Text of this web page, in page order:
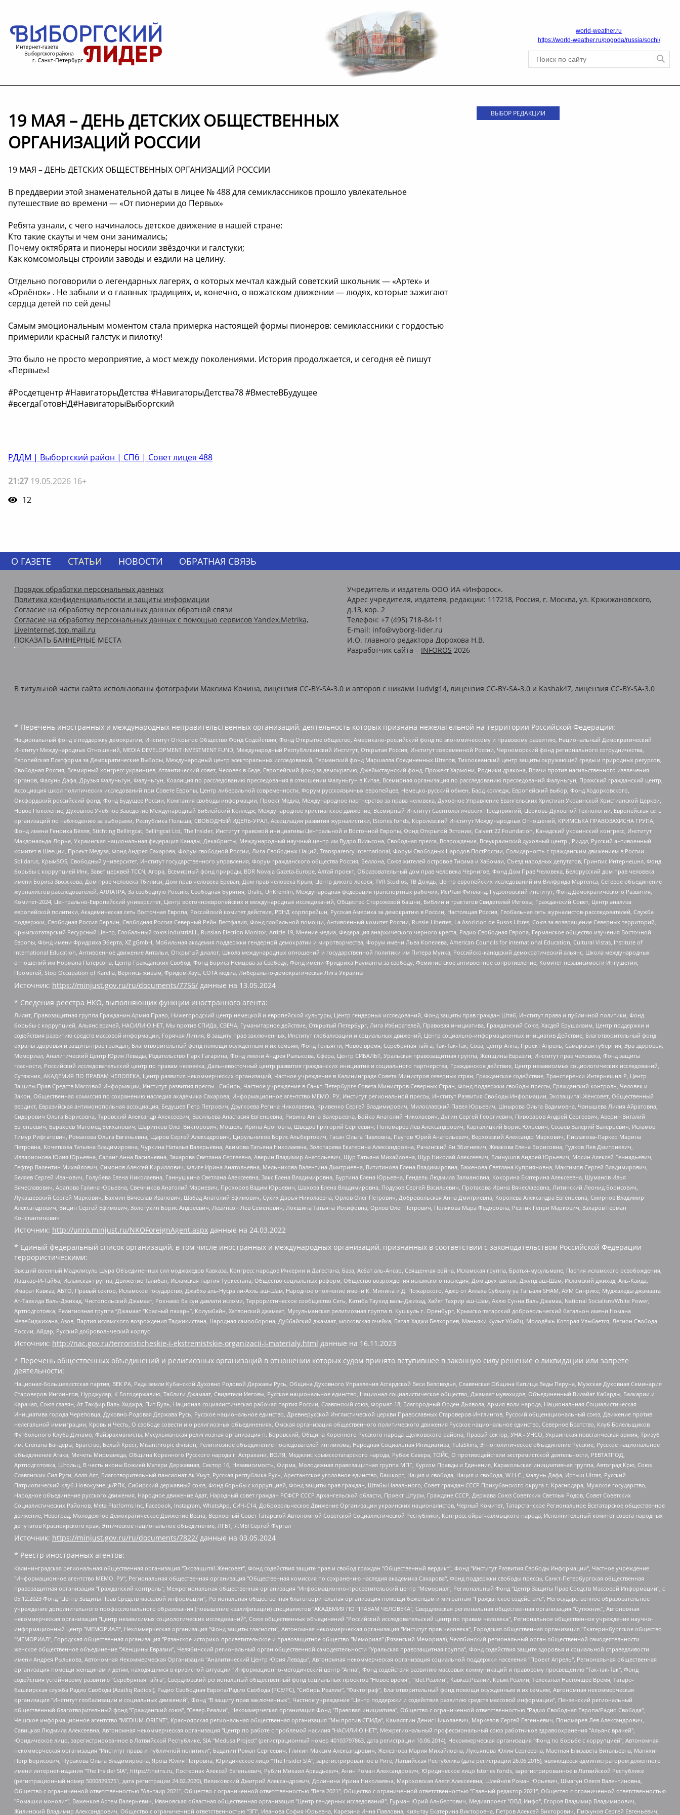
world-weather.ru
https://world-weather.ru/pogoda/russia/sochi/
19 МАЯ – ДЕНЬ ДЕТСКИХ ОБЩЕСТВЕННЫХ
ОРГАНИЗАЦИЙ РОССИИ
19 МАЯ – ДЕНЬ ДЕТСКИХ ОБЩЕСТВЕННЫХ ОРГАНИЗАЦИЙ РОССИИ
В преддверии этой знаменательной даты в лицее № 488 для семиклассников прошло увлекательное
путешествие во времени — «От пионерии до Первых» ️
Ребята узнали, с чего начиналось детское движение в нашей стране:
Кто такие скауты и чем они занимались;
Почему октябрята и пионеры носили звёздочки и галстуки;
Как комсомольцы строили заводы и ездили на целину.
Отдельно поговорили о легендарных лагерях, о которых мечтал каждый советский школьник — «Артек» и
«Орлёнок» ️. Не забыли и о главных традициях, и, конечно, о вожатском движении — людях, которые зажигают
сердца детей по сей день! ️
Самым эмоциональным моментом стала примерка настоящей формы пионеров: семиклассники с гордостью
примерили красный галстук и пилотку!
Это было не просто мероприятие, а мост между поколениями. История продолжается, и сегодня её пишут
«Первые»!
#Росдетцентр #НавигаторыДетства #НавигаторыДетства78 #ВместеВБудущее
#всегдаГотовНД#НавигаторыВыборгский
РДДМ | Выборгский район | СПб | Совет лицея 488
21:27 19.05.2026 16+
12
ВЫБОР РЕДАКЦИИ
О ГАЗЕТЕ СТАТЬИ НОВОСТИ ОБРАТНАЯ СВЯЗЬ
Порядок обработки персональных данных
Политика конфиденциальности и защиты информации
Согласие на обработку персональных данных обратной связи
Согласие на обработку персональных данных с помощью сервисов Yandex.Metrika,
LiveInternet, top.mail.ru
ПОКАЗАТЬ БАННЕРНЫЕ МЕСТА
Учредитель и издатель ООО ИА «Инфорос».
Адрес учредителя, издателя, редакции: 117218, Россия, г. Москва, ул. Кржижановского,
д.13, кор. 2
Телефон: +7 (495) 718-84-11
E-mail: info@vyborg-lider.ru
И.О. главного редактора Дорохова Н.В.
Разработчик сайта – INFOROS 2026
В титульной части сайта использованы фотографии Максима Кочина, лицензия CC-BY-SA-3.0 и авторов c никами Ludvig14, лицензия CC-BY-SA-3.0 и Kashak47, лицензия CC-BY-SA-3.0
* Перечень иностранных и международных неправительственных организаций, деятельность которых признана нежелательной на территории Российской Федерации:
Национальный фонд в поддержку демократии, Институт Открытое Общество Фонд Содействия, Фонд Открытое общество, Американо-российский фонд по экономическому и правовому развитию, Национальный Демократический
Институт Международных Отношений, MEDIA DEVELOPMENT INVESTMENT FUND, Международный Республиканский Институт, Открытая Россия, Институт современной России, Черноморский фонд регионального сотрудничества,
Европейская Платформа за Демократические Выборы, Международный центр электоральных исследований, Германский фонд Маршалла Соединенных Штатов, Тихоокеанский центр защиты окружающей среды и природных ресурсов,
Свободная Россия, Всемирный конгресс украинцев, Атлантический совет, Человек в беде, Европейский фонд за демократию, Джеймстаунский фонд, Прожект Хармони, Родники дракона, Врачи против насильственного извлечения
органов, Фалунь Дафа, Друзья Фалуньгун, Фалуньгун, Коалиция по расследованию преследования в отношении Фалуньгун в Китае, Всемирная организация по расследованию преследований Фалуньгун, Пражский гражданский центр,
Ассоциация школ политических исследований при Совете Европы, Центр либеральной современности, Форум русскоязычных европейцев, Немецко-русский обмен, Бард колледж, Европейский выбор, Фонд Ходорковского,
Оксфордский российский фонд, Фонд Будущее России, Компания свободы информации, Проект Медиа, Международное партнерство за права человека, Духовное Управление Евангельских Христиан Украинской Христианской Церкви,
Новое Поколение, Духовное Учебное Заведение Международный Библейский Колледж, Международное христианское движение, Всемирный Институт Саентологических Предприятий, Церковь Духовной Технологии, Европейская сеть
организаций по наблюдению за выборами, Республика Польша, СВОБОДНЫЙ ИДЕЛЬ-УРАЛ, Ассоциация развития журналистики, IStories fonds, Королевский Институт Международных Отношений, КРИМСЬКА ПРАВОЗАХИСНА ГРУПА,
Фонд имени Генриха Бёлля, Stichting Bellingcat, Bellingcat Ltd, The Insider, Институт правовой инициативы Центральной и Восточной Европы, Фонд Открытой Эстонии, Calvert 22 Foundation, Канадский украинский конгресс, Институт
Макдональда-Лорье, Украинская национальная федерация Канады, Декабристы, Международный научный центр им Вудро Вильсона, Свободная пресса, Возрождение, Всеукраинский духовный центр , Риддл, Русский антивоенный
комитет в Швеции, Проект Медуза, Фонд Андрея Сахарова, Форум свободной России, Лига Свободных Наций, Transparеncy International, Форум Свободных Народов ПостРоссии, Солидарность с гражданским движением в России –
Solidarus, КрымSOS, Свободный университет, Институт государственного управления, Форум гражданского общества Россия, Беллона, Союз жителей островов Тисима и Хабомаи, Съезд народных депутатов, Гринпис Интернешнл, Фонд
борьбы с коррупцией Инк, Завет церквей TCCN, Агора, Всемирный фонд природы, BDR Novaja Gazeta-Europe, Алтай проект, Образовательный дом прав человека Чернигов, Фонд Дом Прав Человека, Белорусский дом прав человека
имени Бориса Звозскова, Дом прав человека Тбилиси, Дом прав человека Ереван, Дом прав человека Крым, Центр дикого лосося, TVR Studios, ТВ Дождь, Центр европейских исследований им Вилфрида Мартенса, Сетевое объединение
журналистов расследователей, АЛЛАТРА, За свободную Россию, Свободная Бурятия, Uralic, UnKremlin, Международная федерация транспортных рабочих, ИстЧам Финланд, Гудзоновский институт, Фонд Демократического Развития,
Комитет-2024, Центрально-Европейский университет, Центр восточноевропейских и международных исследований, Общество Сторожевой башни, Библии и трактатов Свидетелей Иеговы, Гражданский Совет, Центр анализа
европейской политики, Академическая сеть Восточная Европа, Российский комитет действия, РЭНД корпорейшн, Русская Америка за демократию в России, Настоящая Россия, Глобальная сеть журналистов-расследователей, Служба
поддержки, Свободная Россия Берлин, Свободная Россия Северный Рейн-Вестфалия, Фонд глобальной помощи, Антивоенный комитет России, Russie-Libertes, La Asocicion de Rusos Libres, Союз за возвращение Северных территорий,
Крымскотатарский Ресурсный Центр, Глобальный союз IndustriALL, Russian Election Monitor, Article 19, Мнение медиа, Федерация анархического черного креста, Радио Свободная Европа, Германское общество изучения Восточной
Европы, Фонд имени Фридриха Эберта, XZ gGmbH, Мобильная академия поддержки гендерной демократии и миротворчества, Форум имени Льва Копелева, American Councils for International Education, Cultural Vistas, Institute of
International Education, Антивоенное движение Антальи, Открытый диалог, Школа международных отношений и государственной политики им Питера Мунка, Российско-канадский демократический альянс, Школа международных
отношений им Нормана Патерсона, Центр Гражданских Свобод, Фонд Бориса Немцова за Свободу, Фонд имени Фридриха Науманна за свободу, Феминистское антивоенное сопротивление, Комитет независимости Ингушетии,
Прометей, Stop Occupation of Karelia, Вернись живым, Фридом Хаус, СОТА медиа, Либерально-демократическая Лига Украины
Источник: https://minjust.gov.ru/ru/documents/7756/ данные на 13.05.2024
* Сведения реестра НКО, выполняющих функции иностранного агента:
Лилит, Правозащитная группа Гражданин.Армия.Право, Нижегородский центр немецкой и европейской культуры, Центр гендерных исследований, Фонд защиты прав граждан Штаб, Институт права и публичной политики, Фонд
борьбы с коррупцией, Альянс врачей, НАСИЛИЮ.НЕТ, Мы против СПИДа, СВЕЧА, Гуманитарное действие, Открытый Петербург, Лига Избирателей, Правовая инициатива, Гражданский Союз, Хасдей Ерушалаим, Центр поддержки и
содействия развитию средств массовой информации, Горячая Линия, В защиту прав заключенных, Институт глобализации и социальных движений, Центр социально-информационных инициатив Действие, Благотворительный фонд
охраны здоровья и защиты прав граждан, Благотворительный фонд помощи осужденным и их семьям, Фонд Тольятти, Новое время, Серебряная тайга, Так-Так-Так, Сова, центр Анна, Проект Апрель, Самарская губерния, Эра здоровья,
Мемориал, Аналитический Центр Юрия Левады, Издательство Парк Гагарина, Фонд имени Андрея Рылькова, Сфера, Центр СИБАЛЬТ, Уральская правозащитная группа, Женщины Евразии, Институт прав человека, Фонд защиты
гласности, Российский исследовательский центр по правам человека, Дальневосточный центр развития гражданских инициатив и социального партнерства, Гражданское действие, Центр независимых социологических исследований,
Сутяжник, АКАДЕМИЯ ПО ПРАВАМ ЧЕЛОВЕКА, Центр развития некоммерческих организаций, Частное учреждение в Калининграде Совета Министров северных стран, Гражданское содействие, Трансперенси Интернешнл-Р, Центр
Защиты Прав Средств Массовой Информации, Институт развития прессы - Сибирь, Частное учреждение в Санкт-Петербурге Совета Министров Северных Стран, Фонд поддержки свободы прессы, Гражданский контроль, Человек и
Закон, Общественная комиссия по сохранению наследия академика Сахарова, Информационное агентство МЕМО. РУ, Институт региональной прессы, Институт Развития Свободы Информации, Экозащита!-Женсовет, Общественный
вердикт, Евразийская антимонопольная ассоциация, Бедушев Петр Петрович, Дзугкоева Регина Николаевна, Кривенко Сергей Владимирович, Милославский Павел Юрьевич, Шнырова Ольга Вадимовна, Чанышева Лилия Айратовна,
Сидорович Ольга Борисовна, Туровский Александр Алексеевич, Васильева Анастасия Евгеньевна, Ривина Анна Валерьевна, Бойко Анатолий Николаевич, Дугин Сергей Георгиевич, Пивоваров Андрей Сергеевич, Аверин Виталий
Евгеньевич, Барахоев Магомед Бекханович, Шарипков Олег Викторович, Мошель Ирина Ароновна, Шведов Григорий Сергеевич, Пономарев Лев Александрович, Каргалицкий Борис Юльевич, Созаев Валерий Валерьевич, Исламов
Тимур Рифгатович, Романова Ольга Евгеньевна, Щаров Сергей Алексадрович, Цирульников Борис Альбертович, Гасан Ольга Павловна, Паутов Юрий Анатольевич, Верховский Александр Маркович, Пислакова-Паркер Марина
Петровна, Кочеткова Татьяна Владимировна, Чуркина Наталья Валерьевна, Акимова Татьяна Николаевна, Золотарева Екатерина Александровна, Рачинский Ян Збигневич, Жемкова Елена Борисовна, Гудков Лев Дмитриевич,
Илларионова Юлия Юрьевна, Саранг Анна Васильевна, Захарова Светлана Сергеевна, Аверин Владимир Анатольевич, Щур Татьяна Михайловна, Щур Николай Алексеевич, Блинушов Андрей Юрьевич, Мосин Алексей Геннадьевич,
Гефтер Валентин Михайлович, Симонов Алексей Кириллович, Флиге Ирина Анатольевна, Мельникова Валентина Дмитриевна, Вититинова Елена Владимировна, Баженова Светлана Куприяновна, Максимов Сергей Владимирович,
Беляев Сергей Иванович, Голубева Елена Николаевна, Ганнушкина Светлана Алексеевна, Закс Елена Владимировна, Буртина Елена Юрьевна, Гендель Людмила Залмановна, Кокорина Екатерина Алексеевна, Шуманов Илья
Вячеславович, Арапова Галина Юрьевна, Свечников Анатолий Мариевич, Прохоров Вадим Юрьевич, Шахова Елена Владимировна, Подузов Сергей Васильевич, Протасова Ирина Вячеславовна, Литинский Леонид Борисович,
Лукашевский Сергей Маркович, Бахмин Вячеслав Иванович, Шабад Анатолий Ефимович, Сухих Дарья Николаевна, Орлов Олег Петрович, Добровольская Анна Дмитриевна, Королева Александра Евгеньевна, Смирнов Владимир
Александрович, Вицин Сергей Ефимович, Золотухин Борис Андреевич, Левинсон Лев Семенович, Локшина Татьяна Иосифовна, Орлов Олег Петрович, Полякова Мара Федоровна, Резник Генри Маркович, Захаров Герман
Константинович
Источник: http://unro.minjust.ru/NKOForeignAgent.aspx данные на 24.03.2022
* Единый федеральный список организаций, в том числе иностранных и международных организаций, признанных в соответствии с законодательством Российской Федерации
террористическими:
Высший военный Маджлисуль Шура Объединенных сил моджахедов Кавказа, Конгресс народов Ичкерии и Дагестана, База, Асбат аль-Ансар, Священная война, Исламская группа, Братья-мусульмане, Партия исламского освобождения,
Лашкар-И-Тайба, Исламская группа, Движение Талибан, Исламская партия Туркестана, Общество социальных реформ, Общество возрождения исламского наследия, Дом двух святых, Джунд аш-Шам, Исламский джихад, Аль-Каида,
Имарат Кавказ, АБТО, Правый сектор, Исламское государство, Джабха аль-Нусра ли-Ахль аш-Шам, Народное ополчение имени К. Минина и Д. Пожарского, Аджр от Аллаха Субхану уа Тагьаля SHAM, АУМ Синрике, Муджахеды джамаата
Ат-Тавхида Валь-Джихад, Чистопольский Джамаат, Рохнамо ба суи давлати исломи, Террористическое сообщество Сеть, Катиба Таухид валь-Джихад, Хайят Тахрир аш-Шам, Ахлю Сунна Валь Джамаа, National Socialism/White Power,
Артподготовка, Религиозная группа “Джамаат “Красный пахарь”, Колумбайн, Хатлонский джамаат, Мусульманская религиозная группа п. Кушкуль г. Оренбург, Крымско-татарский добровольческий батальон имени Номана
Челебиджихана, Азов, Партия исламского возрождения Таджикистана, Народная самооборона, Дуббайский джамаат, московская ячейка, Батал-Хаджи Белхороев, Маньяки Культ Убийц, Молодёжь Которая Улыбается, Легион Свобода
России, Айдар, Русский добровольческий корпус
Источник: http://nac.gov.ru/terroristicheskie-i-ekstremistskie-organizacii-i-materialy.html данные на 16.11.2023
* Перечень общественных объединений и религиозных организаций в отношении которых судом принято вступившее в законную силу решение о ликвидации или запрете
деятельности:
Национал-большевистская партия, ВЕК РА, Рада земли Кубанской Духовно Родовой Державы Русь, Община Духовного Управления Асгардской Веси Беловодья, Славянская Община Капища Веды Перуна, Мужская Духовная Семинария
Староверов-Инглингов, Нурджулар, К Богодержавию, Таблиги Джамаат, Свидетели Иеговы, Русское национальное единство, Национал-социалистическое общество, Джамаат мувахидов, Объединенный Вилайат Кабарды, Балкарии и
Карачая, Союз славян, Ат-Такфир Валь-Хиджра, Пит Буль, Национал-социалистическая рабочая партия России, Славянский союз, Формат-18, Благородный Орден Дьявола, Армия воли народа, Национальная Социалистическая
Инициатива города Череповца, Духовно-Родовая Держава Русь, Русское национальное единство, Древнерусской Инглистической церкви Православных Староверов-Инглингов, Русский общенациональный союз, Движение против
нелегальной иммиграции, Кровь и Честь, О свободе совести и о религиозных объединениях, Омская организация общественного политического движения Русское национальное единство, Северное Братство, Клуб Болельщиков
Футбольного Клуба Динамо, Файзрахманисты, Мусульманская религиозная организация п. Боровский, Община Коренного Русского народа Щелковского района, Правый сектор, УНА - УНСО, Украинская повстанческая армия, Тризуб
им. Степана Бандеры, Братство, Белый Крест, Misanthropic division, Религиозное объединение последователей инглиизма, Народная Социальная Инициатива, TulaSkins, Этнополитическое объединение Русские, Русское национальное
объединение Атака, Мечеть Мирмамеда, Община Коренного Русского народа г. Астрахани, ВОЛЯ, Меджлис крымскотатарского народа, Рубеж Севера, ТОЙС, О противодействии экстремистской деятельности, РЕВТАТПОД,
Артподготовка, Штольц, В честь иконы Божией Матери Державная, Сектор 16, Независимость, Фирма, Молодежная правозащитная группа МПГ, Курсом Правды и Единения, Каракольская инициативная группа, Автоград Крю, Союз
Славянских Сил Руси, Алля-Аят, Благотворительный пансионат Ак Умут, Русская республика Русь, Арестантское уголовное единство, Башкорт, Нация и свобода, Нация и свобода, W.H.С., Фалунь Дафа, Иртыш Ultras, Русский
Патриотический клуб-Новокузнецк/РПК, Сибирский державный союз, Фонд борьбы с коррупцией, Фонд защиты прав граждан, Штабы Навального, Совет граждан СССР Прикубанского округа г. Краснодара, Мужское государство,
Народное объединение русского движения, Народное движение Адат, Народный совет граждан РСФСР СССР Архангельской области, Проект Штурм, Граждане СССР, Держава Союз Советских Светлых Родов, Совет Советских
Социалистических Районов, Meta Platforms Inc, Facebook, Instagram, WhatsApp, СИЧ-С14, Добровольческое Движение Организации украинских националистов, Черный Комитет, Татарстанское Региональное Всетатарское общественное
движение, Невоград, Молодежное Демократическое Движение Весна, Верховный Совет Татарской Автономной Советской Социалистической Республики, Конгресс ойрат-калмыцкого народа, Исполнительный комитет совета народных
депутатов Красноярского края, Этническое национальное объединение, ЛГБТ, Я.МЫ Сергей Фургал
Источник: https://minjust.gov.ru/ru/documents/7822/ данные на 03.05.2024
* Реестр иностранных агентов:
Калининградская региональная общественная организация "Экозащита!-Женсовет", Фонд содействия защите прав и свобод граждан "Общественный вердикт", Фонд "Институт Развития Свободы Информации", Частное учреждение "Информационное агентство МЕМО. РУ", Региональная общественная организация "Общественная комиссия по сохранению наследия академика Сахарова", Фонд поддержки свободы прессы, Санкт-Петербургская общественная правозащитная организация "Гражданский контроль", Межрегиональная общественная организация "Информационно-просветительский центр "Мемориал", Региональный Фонд "Центр Защиты Прав Средств Массовой Информации", с 05.12.2023 Фонд "Центр Защиты Прав Средств массовой информации", Региональная общественная благотворительная организация помощи беженцам и мигрантам "Гражданское содействие", Негосударственное образовательное учреждение дополнительного профессионального образования (повышение квалификации) специалистов "АКАДЕМИЯ ПО ПРАВАМ ЧЕЛОВЕКА", Свердловская региональная общественная организация "Сутяжник", Автономная некоммерческая организация "Центр независимых социологических исследований", Союз общественных объединений "Российский исследовательский центр по правам человека", Региональное общественное учреждение научно-информационный центр "МЕМОРИАЛ", Некоммерческая организация "Фонд защиты гласности", Автономная некоммерческая организация "Институт прав человека", Городская общественная организация "Екатеринбургское общество "МЕМОРИАЛ", Городская общественная организация "Рязанское историко-просветительское и правозащитное общество "Мемориал" (Рязанский Мемориал), Челябинский региональный орган общественной самодеятельности – женское общественное объединение "Женщины Евразии", Челябинский региональный орган общественной самодеятельности "Уральская правозащитная группа", Фонд содействия защите здоровья и социальной справедливости имени Андрея Рылькова, Автономная Некоммерческая Организация "Аналитический Центр Юрия Левады", Автономная некоммерческая организация социальной поддержки населения "Проект Апрель", Региональная общественная организация помощи женщинам и детям, находящимся в кризисной ситуации "Информационно-методический центр "Анна", Фонд содействия развитию массовых коммуникаций и правовому просвещению "Так-так-Так", Фонд содействия устойчивому развитию "Серебряная тайга", Свердловский региональный общественный фонд социальных проектов "Новое время", "Idel.Реалии", Кавказ.Реалии, Крым.Реалии, Телеканал Настоящее Время, Татаро-башкирская служба Радио Свобода (Azatliq Radiosi), Радио Свободная Европа/Радио Свобода (PCE/PC), "Сибирь.Реалии", "Фактограф", Благотворительный фонд помощи осужденным и их семьям, Автономная некоммерческая организация "Институт глобализации и социальных движений", Фонд "В защиту прав заключенных", Частное учреждение "Центр поддержки и содействия развитию средств массовой информации", Пензенский региональный общественный благотворительный фонд "Гражданский союз", "Север.Реалии", Некоммерческая организация Фонд "Правовая инициатива", Общество с ограниченной ответственностью "Радио Свободная Европа/Радио Свобода", Чешское информационное агентство "MEDIUM-ORIENT", Красноярская региональная общественная организация "Мы против СПИДа", Камалягин Денис Николаевич, Маркелов Сергей Евгеньевич, Пономарев Лев Александрович, Савицкая Людмила Алексеевна, Автономная некоммерческая организация "Центр по работе с проблемой насилия "НАСИЛИЮ.НЕТ", Межрегиональный профессиональный союз работников здравоохранения "Альянс врачей", Юридическое лицо, зарегистрированное в Латвийской Республике, SIA "Medusa Project" (регистрационный номер 40103797863, дата регистрации 10.06.2014), Некоммерческая организация "Фонд по борьбе с коррупцией", Автономная некоммерческая организация "Институт права и публичной политики", Баданин Роман Сергеевич, Гликин Максим Александрович, Железнова Мария Михайловна, Лукьянова Юлия Сергеевна, Маетная Елизавета Витальевна, Маняхин Петр Борисович, Чуракова Ольга Владимировна, Ярош Юлия Петровна, Юридическое лицо "The Insider SIA", зарегистрированное в Риге, Латвийская Республика (дата регистрации 26.06.2015), являющееся администратором доменного имени интернет-издания "The Insider SIA", https://theins.ru, Постернак Алексей Евгеньевич, Рубин Михаил Аркадьевич, Анин Роман Александрович, Юридическое лицо Istories fonds, зарегистрированное в Латвийской Республике (регистрационный номер 50008295751, дата регистрации 24.02.2020), Великовский Дмитрий Александрович, Долинина Ирина Николаевна, Мароховская Алеся Алексеевна, Шлейнов Роман Юрьевич, Шмагун Олеся Валентиновна, Общество с ограниченной ответственностью "Альтаир 2021", Общество с ограниченной ответственностью "Вега 2021", Общество с ограниченной ответственностью "Главный редактор 2021", Общество с ограниченной ответственностью "Ромашки монолит", Важенков Артем Валерьевич, Ивановская областная общественная организация "Центр гендерных исследований", Гурман Юрий Альбертович, Медиапроект "ОВД-Инфо", Егоров Владимир Владимирович, Жилинский Владимир Александрович, Общество с ограниченной ответственностью "ЗП", Иванова София Юрьевна, Карезина Инна Павловна, Кильтау Екатерина Викторовна, Петров Алексей Викторович, Пискунов Сергей Евгеньевич, Смирнов Сергей Сергеевич, Тихонов Михаил Сергеевич, Общество с ограниченной ответственностью "ЖУРНАЛИСТ-ИНОСТРАННЫЙ АГЕНТ", Арапова Галина Юрьевна, Вольтская Татьяна Анатольевна, Американская компания "Mason G.E.S. Anonymous Foundation" (США), являющаяся владельцем интернет-издания https://mnews.world/, Компания "Stichting Bellingcat", зарегистрированная в Нидерландах (дата регистрации 11.07.2018), Захаров Андрей Вячеславович, Клепиковская Екатерина Дмитриевна, Общество с ограниченной ответственностью "МЕМО", Перл Роман Александрович, Симонов Евгений Алексеевич, Соловьева Елена Анатольевна, Сотников Даниил Владимирович, Сурначева Елизавета Дмитриевна, Автономная некоммерческая организация по защите прав человека и информированию населения "Якутия – Наше Мнение", Общество с ограниченной ответственностью "Москоу диджитал медиа", с 26.01.2023 Общество с ограниченной ответственностью "Чайка Белые сады", Ветошкина Валерия Валерьевна, Заговора Максим Александрович, Межрегиональное общественное движение "Российская ЛГБТ - сеть", Оленичев Максим Владимирович, Павлов Иван Юрьевич, Скворцова Елена Сергеевна, Общество с ограниченной ответственностью "Как бы инагент", Кочетков Игорь Викторович, Общество с ограниченной ответственностью "Честные выборы", Еланчик Олег Александрович, Общество с ограниченной ответственностью "Нобелевский призыв", Гималова Регина Эмилевна, Григорьев Андрей Валерьевич, Григорьева Алина Александровна, Ассоциация по содействию защите прав призывников, альтернативнослужащих и военнослужащих "Правозащитная группа "Гражданин.Армия.Право", Хисамова Регина Фаритовна, Автономная некоммерческая организация по реализации социально-правовых программ "Лилит", Дальневосточное общественное движение "Маяк", Санкт-Петербургская ЛГБТ-инициативная группа "Выход", Инициативная группа ЛГБТ+ "Реверс", Алексеев Андрей Викторович, Бекбулатова Таисия Львовна, Беляев Иван Михайлович, Владыкина Елена Сергеевна, Гельман Марат Александрович, Никульшина Вероника Юрьевна, Толоконникова Надежда Андреевна, Шендерович Виктор Анатольевич, Общество с ограниченной ответственностью "Данное сообщение", Общество с ограниченной ответственностью Издательский дом "Новая глава", Айнбиндер Александра Александровна, Московский комьюнити-центр для ЛГБТ+инициатив, Благотворительный фонд развития филантропии, Deutsche Welle (Германия, Kurt-Schumacher-Strasse 3, 53113 Bonn), Борзунова Мария Михайловна, Воробьев Виктор Викторович, Голубева Анна Львовна, Константинова Алла Михайловна, Малкова Ирина Владимировна, Мурадов Мурад Абдулгалимович, Осетинская Елизавета Николаевна, Понасенков Евгений Николаевич, Ганапольский Матвей Юрьевич, Киселев Евгений Алексеевич, Борухович Ирина Григорьевна, Дремин Иван Тимофеевич, Дубровский Дмитрий Викторович, Красноярская региональная общественная организация поддержки и развития альтернативных образовательных технологий и межкультурных коммуникаций "ИНТЕРРА", Маяковская Екатерина Алексеевна, Фейгин Марк Захарович, Филимонов Андрей Викторович, Дзугкоева Регина Николаевна, Доброхотов Роман Александрович, Дудь Юрий Александрович, Елкин Сергей Владимирович, Кругликов Кирилл Игоревич, Сабунаева Мария Леонидовна, Семенов Алексей Владимирович, Шаинян Карен Багратович, Шульман Екатерина Михайловна, Асафьев Артур Валерьевич, Вахштайн Виктор Семенович, Венедиктов Алексей Алексеевич, Лушникова Екатерина Евгеньевна, Волков Леонид Михайлович, Невзоров Александр Глебович, Пархоменко Сергей Борисович, Сироткин Ярослав Николаевич, Кара-Мурза Владимир Владимирович, Баранова Наталья Владимировна, Гозман Леонид Яковлевич, Кагарлицкий Борис Юльевич, Климарев Михаил Валерьевич, Милов Владимир Станиславович, Автономная некоммерческая организация Краснодарский центр современного искусства "Типография", Моргенштерн Алишер Тагирович, Соболь Любовь Эдуардовна, Общество с ограниченной ответственностью "ЛИЗА НОРМ", Каспаров Гарри Кимович, Ходорковский Михаил Борисович, Общество с ограниченной ответственностью "Апрельские тезисы", Данилович Ирина Брониславовна, Кашин Олег Владимирович, Петров Николай Владимирович, Пивоваров Алексей Владимирович, Соколов Михаил Владимирович, Цветкова Юлия Владимировна, Чичваркин Евгений Александрович, Комитет против пыток/Команда против пыток, Общество с ограниченной ответственностью "Первый научный", Общество с ограниченной ответственностью "Вертолет и ко", Белоцерковская Вероника Борисовна, Кац Максим Евгеньевич, Лазарева Татьяна Юрьевна, Шаведдинов Руслан Табризович, Яшин Илья Валерьевич, Общество с ограниченной ответственностью "Иноагент ААВ", Алешковский Дмитрий Петрович, Альбац Евгения Марковна, Быков Дмитрий Львович, Галямина Юлия Евгеньевна, Лойко Сергей Леонидович, Мартынов Кирилл Константинович, Медведев Сергей Александрович, Крашенинников Федор Геннадиевич, Гордеева Катерина Вл